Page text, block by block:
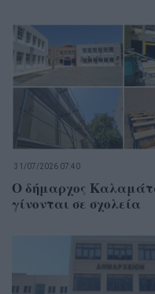
31/07/2026 07:40
Ο δήμαρχος
γίνονται σε σχολεία